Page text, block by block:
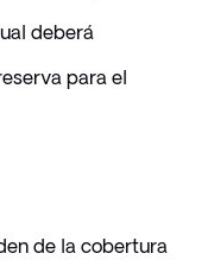
deberá
para el
de la cobertura